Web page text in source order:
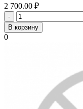
2 700.00 ₽
-
В корзину
0